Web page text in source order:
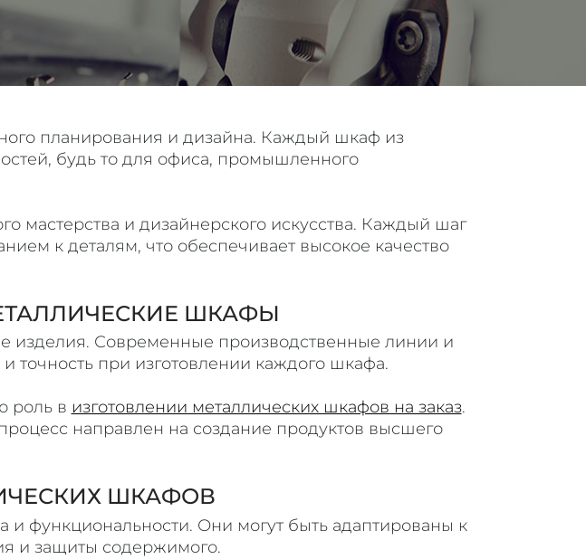
планирования и дизайна. Каждый шкаф из
будь то для офиса, промышленного
мастерства и дизайнерского искусства. Каждый шаг
к деталям, что обеспечивает высокое качество
ШКАФЫ
изделия. Современные производственные линии и
точность при изготовлении каждого шкафа.
роль в изготовлении металлических шкафов на заказ.
направлен на создание продуктов высшего
ШКАФОВ
функциональности. Они могут быть адаптированы к
и защиты содержимого.